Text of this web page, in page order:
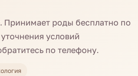
Принимает роды бесплатно по
условий
по телефону.